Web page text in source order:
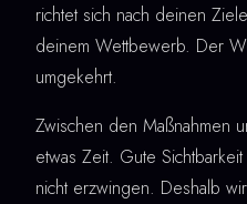
richtet sich nach deinen
deinem Wettbewerb. Der
umgekehrt.
Zwischen den Maßnahmen
etwas Zeit. Gute
nicht erzwingen. Deshalb